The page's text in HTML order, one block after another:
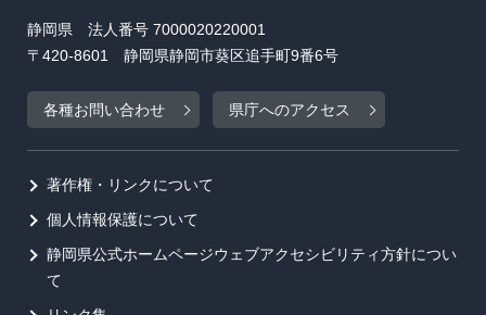
静岡県 法人番号 7000020220001
〒420-8601 静岡県静岡市葵区追手町9番6号
各種お問い合わせ 県庁へのアクセス
著作権・リンクについて
個人情報保護について
静岡県公式ホームページウェブアクセシビリティ方針につい
て